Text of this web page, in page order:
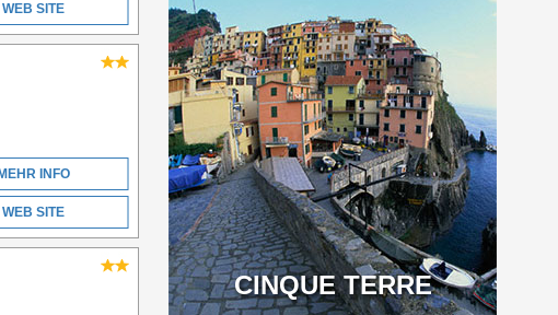
WEB SITE
MEHR INFO
WEB SITE
CINQUE TERRE